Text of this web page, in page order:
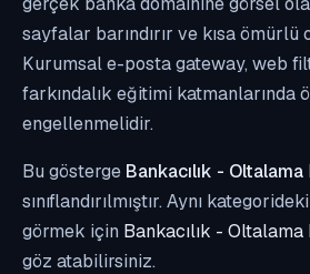
sayfalar barındırır ve kısa
Kurumsal e-posta gateway, web
farkındalık eğitimi katmanlarında
engellenmelidir.
Bu gösterge Bankacılık - Oltalama
sınıflandırılmıştır. Aynı
görmek için Bankacılık -
göz atabilirsiniz.